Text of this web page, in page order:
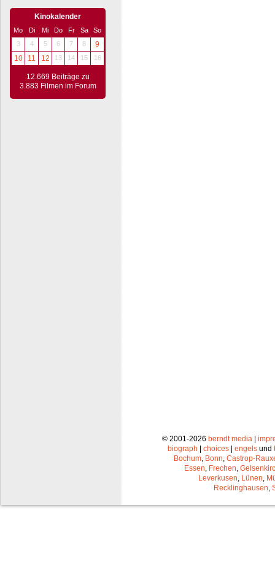
Kinokalender
Mo Di Mi Do Fr Sa
So
3
4 5 6 7 8
9
10
11 12 13 14 15 16
12.669 Beiträge zu
3.883 Filmen im Forum
© 2001-2026 berndt media |
biograph | choices | engels und
Bochum Bonn Castrop-
Essen Frechen
Leverkusen Lünen
Recklinghausen